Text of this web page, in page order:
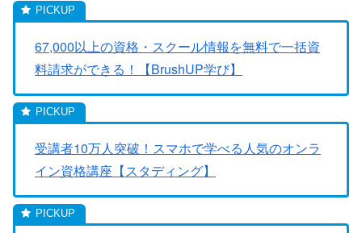
67,000以上の資格・スクール情報を無料で一括資
料請求ができる！【BrushUP学び】
受講者10万人突破！スマホで学べる人気のオンラ
イン資格講座【スタディング】